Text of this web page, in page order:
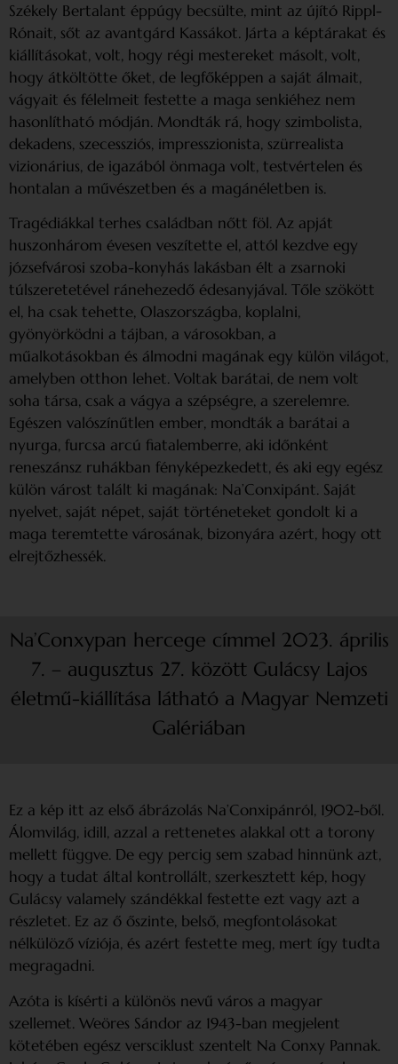
Székely Bertalant éppúgy becsülte, mint az újító Rippl-
Rónait, sőt az avantgárd Kassákot. Járta a képtárakat és
kiállításokat, volt, hogy régi mestereket másolt, volt,
hogy átköltötte őket, de legfőképpen a saját álmait,
vágyait és félelmeit festette a maga senkiéhez nem
hasonlítható módján. Mondták rá, hogy szimbolista,
dekadens, szecessziós, impresszionista, szürrealista
vizionárius, de igazából önmaga volt, testvértelen és
hontalan a művészetben és a magánéletben is.
Tragédiákkal terhes családban nőtt föl. Az apját
huszonhárom évesen veszítette el, attól kezdve egy
józsefvárosi szoba-konyhás lakásban élt a zsarnoki
túlszeretetével ránehezedő édesanyjával. Tőle szökött
el, ha csak tehette, Olaszországba, koplalni,
gyönyörködni a tájban, a városokban, a
műalkotásokban és álmodni magának egy külön világot,
amelyben otthon lehet. Voltak barátai, de nem volt
soha társa, csak a vágya a szépségre, a szerelemre.
Egészen valószínűtlen ember, mondták a barátai a
nyurga, furcsa arcú fiatalemberre, aki időnként
reneszánsz ruhákban fényképezkedett, és aki egy egész
külön várost talált ki magának: Na’Conxipánt. Saját
nyelvet, saját népet, saját történeteket gondolt ki a
maga teremtette városának, bizonyára azért, hogy ott
elrejtőzhessék.
Na’Conxypan hercege címmel 2023. április
7. – augusztus 27. között Gulácsy Lajos
életmű-kiállítása látható a Magyar Nemzeti
Galériában
Ez a kép itt az első ábrázolás Na’Conxipánról, 1902-ből.
Álomvilág, idill, azzal a rettenetes alakkal ott a torony
mellett függve. De egy percig sem szabad hinnünk azt,
hogy a tudat által kontrollált, szerkesztett kép, hogy
Gulácsy valamely szándékkal festette ezt vagy azt a
részletet. Ez az ő őszinte, belső, megfontolásokat
nélkülöző víziója, és azért festette meg, mert így tudta
megragadni.
Azóta is kísérti a különös nevű város a magyar
szellemet. Weöres Sándor az 1943-ban megjelent
kötetében egész versciklust szentelt Na Conxy Pannak.